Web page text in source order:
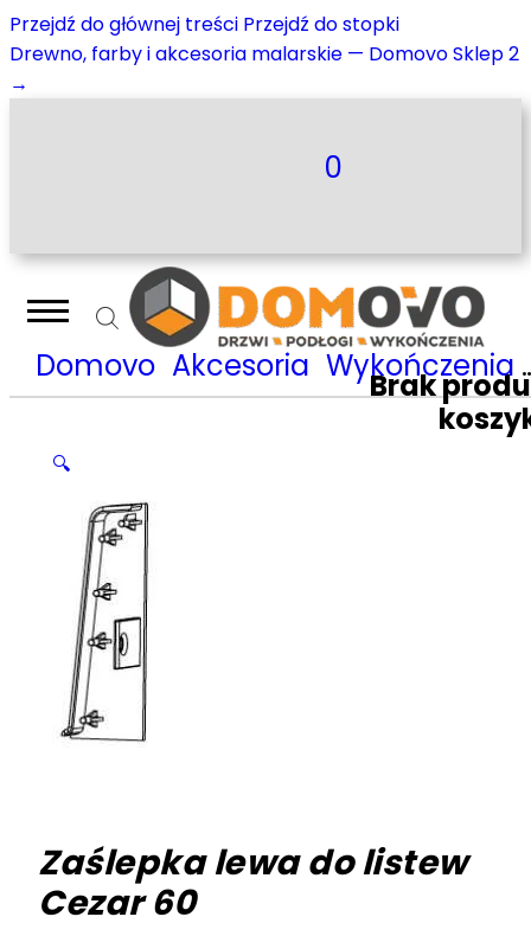
Przejdź do głównej treści Przejdź do stopki
Drewno, farby i akcesoria malarskie — Domovo Sklep 2
→
0
Brak
Domovo Akcesoria Wykończenia do listew
🔍
Zaślepka lewa do listew
Cezar 60